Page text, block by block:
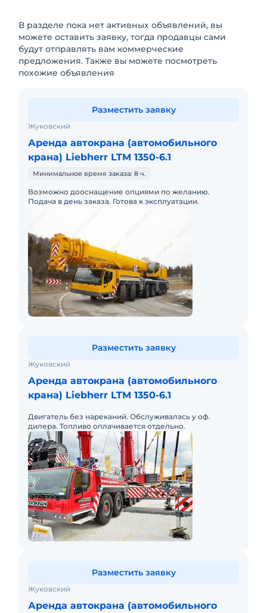
В разделе пока нет активных объявлений, вы
можете оставить заявку, тогда продавцы сами
будут отправлять вам коммерческие
предложения. Также вы можете посмотреть
похожие объявления
Жуковский
Аренда автокрана (автомобильного
крана) Liebherr LTM 1350-6.1
Минимальное время заказа: 8 ч.
Возможно дооснащение опциями по желанию.
Подача в день заказа. Готова к эксплуатации.
Разместить заявку
Жуковский
Аренда автокрана (автомобильного
крана) Liebherr LTM 1350-6.1
Двигатель без нареканий. Обслуживалась у оф.
дилера. Топливо оплачивается отдельно.
Разместить заявку
Жуковский
Аренда автокрана (автомобильного
Разместить заявку